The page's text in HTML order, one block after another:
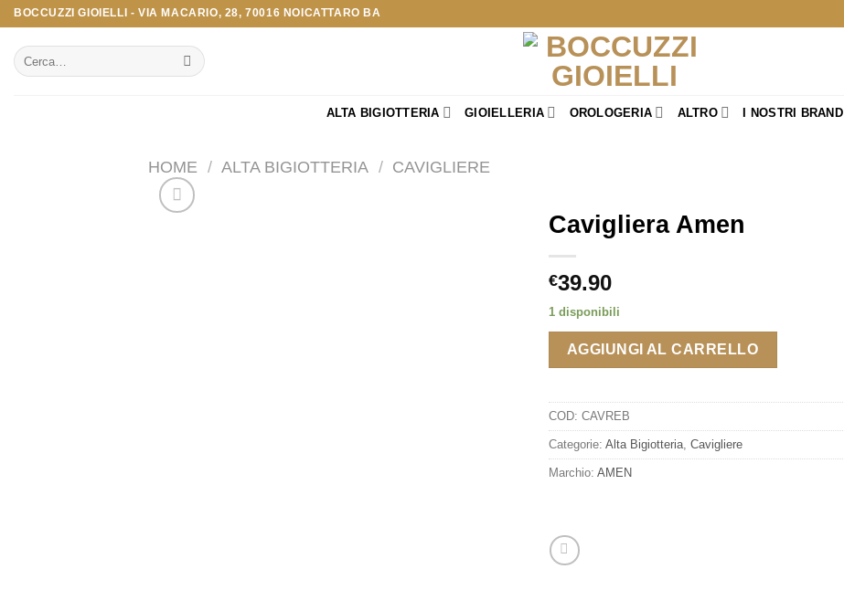
Salta
contenuti
BOCCUZZI GIOIELLI - VIA MACARIO, 28, 70016 NOICATTARO BA
Cerca:
ALTA BIGIOTTERIA GIOIELLERIA OROLOGERIA ALTRO I NOSTRI BRAND
HOME / ALTA BIGIOTTERIA / CAVIGLIERE
Cavigliera Amen
€39.90
1 disponibili
AGGIUNGI AL CARRELLO
COD: CAVREB
Categorie: Alta Bigiotteria, Cavigliere
Marchio: AMEN